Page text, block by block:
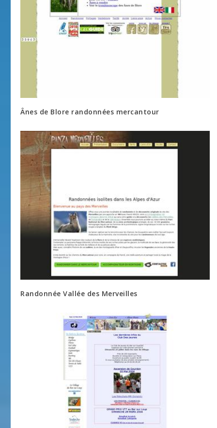
Ânes de Blore randonnées mercantour
Randonnée Vallée des Merveilles